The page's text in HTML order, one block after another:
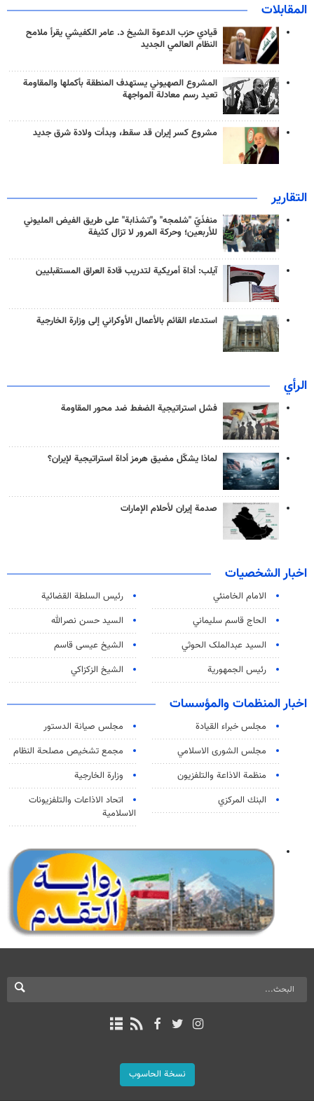
المقابلات
قيادي حزب الدعوة الشيخ د. عامر الكفيشي يقرأ ملامح
النظام العالمي الجديد
المشروع الصهيوني يستهدف المنطقة بأكملها والمقاومة
تعيد رسم معادلة المواجهة
مشروع كسر إيران قد سقط، وبدأت ولادة شرق جديد
التقارير
منفذَيّ "شلمجه" و"تشذابة" على طريق الفيض المليوني
للأربعين؛ وحركة المرور لا تزال كثيفة
آيلب: أداة أمريكية لتدريب قادة العراق المستقبليين
استدعاء القائم بالأعمال الأوكراني إلى وزارة الخارجية
الرأي
فشل استراتيجية الضغط ضد محور المقاومة
لماذا يشكّل مضيق هرمز أداة استراتيجية لإيران؟
صدمة إيران لأحلام الإمارات
اخبار الشخصيات
الامام الخامنئي
رئیس السلطة القضائیة
الحاج قاسم سليماني
السيد حسن نصرالله
السید عبدالملک الحوثي
الشيخ عيسى قاسم
رئيس الجمهورية
الشيخ الزكزاكي
اخبار المنظمات والمؤسسات
مجلس خبراء القيادة
مجلس صيانة الدستور
مجلس الشورى الاسلامي
مجمع تشخيص مصلحة النظام
منظمة الاذاعة والتلفزیون
وزارة الخارجية
البنك المركزي
اتحاد الاذاعات والتلفزيونات
الاسلامية
نسخة الحاسوب